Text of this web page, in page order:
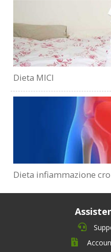
Dieta MICI
Dieta infiammazione